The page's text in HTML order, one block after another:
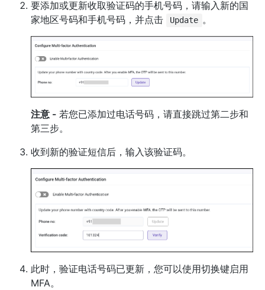
要添加或更新收取验证码的手机号码，请输入新的国
家地区号码和手机号码，并点击
Update 。
注意 - 若您已添加过电话号码，请直接跳过第二步和
第三步。
收到新的验证短信后，输入该验证码。
此时，验证电话号码已更新，您可以使用切换键启用
MFA。